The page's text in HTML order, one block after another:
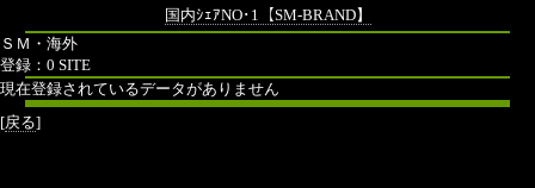
国内ｼｪｱNO･1【SM-BRAND】
ＳＭ・海外
登録：0 SITE
現在登録されているデータがありません
[戻る]